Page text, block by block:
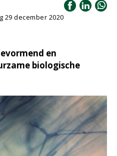
29 december 2020
en
biologische